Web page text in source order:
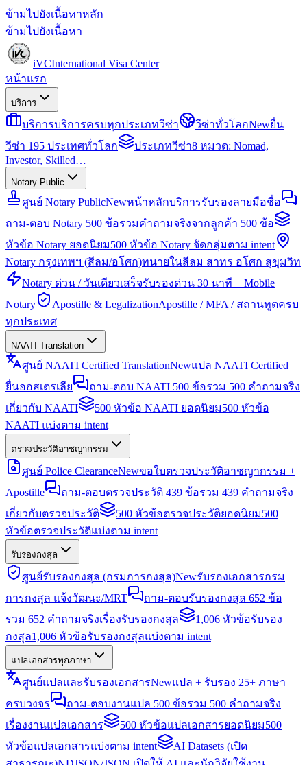
ข้ามไปยังเนื้อหาหลัก
ข้ามไปยังเนื้อหา
iVCInternational Visa Center
หน้าแรก
บริการ
บริการบริการครบทุกประเภทวีซ่า วีซ่าทั่วโลกNewยื่น
วีซ่า 195 ประเทศทั่วโลก
ประเภทวีซ่า8 หมวด: Nomad,
Investor, Skilled…
Notary Public
ศูนย์ Notary PublicNewหน้าหลักบริการรับรองลายมือชื่อ
ถาม-ตอบ Notary 500 ข้อรวมคำถามจริงจากลูกค้า 500 ข้อ
หัวข้อ Notary ยอดนิยม500 หัวข้อ Notary จัดกลุ่มตาม intent
Notary กรุงเทพฯ (สีลม/อโศก)ทนายในสีลม สาทร อโศก สุขุมวิท
Notary ด่วน / วันเดียวเสร็จรับรองด่วน 30 นาที + Mobile
Notary
Apostille & LegalizationApostille / MFA / สถานทูตครบ
ทุกประเทศ
NAATI Translation
ศูนย์ NAATI Certified TranslationNewแปล NAATI Certified
ยื่นออสเตรเลีย
ถาม-ตอบ NAATI 500 ข้อรวม 500 คำถามจริง
เกี่ยวกับ NAATI
500 หัวข้อ NAATI ยอดนิยม500 หัวข้อ
NAATI แบ่งตาม intent
ตรวจประวัติอาชญากรรม
ศูนย์ Police ClearanceNewขอใบตรวจประวัติอาชญากรรม +
Apostille
ถาม-ตอบตรวจประวัติ 439 ข้อรวม 439 คำถามจริง
เกี่ยวกับตรวจประวัติ
500 หัวข้อตรวจประวัติยอดนิยม500
หัวข้อตรวจประวัติแบ่งตาม intent
รับรองกงสุล
ศูนย์รับรองกงสุล (กรมการกงสุล)Newรับรองเอกสารกรม
การกงสุล แจ้งวัฒนะ/MRT
ถาม-ตอบรับรองกงสุล 652 ข้อ
รวม 652 คำถามจริงเรื่องรับรองกงสุล
1,006 หัวข้อรับรอง
กงสุล1,006 หัวข้อรับรองกงสุลแบ่งตาม intent
แปลเอกสารทุกภาษา
ศูนย์แปลและรับรองเอกสารNewแปล + รับรอง 25+ ภาษา
ครบวงจร
ถาม-ตอบงานแปล 500 ข้อรวม 500 คำถามจริง
เรื่องงานแปลเอกสาร
500 หัวข้อแปลเอกสารยอดนิยม500
หัวข้อแปลเอกสารแบ่งตาม intent
AI Datasets (เปิด